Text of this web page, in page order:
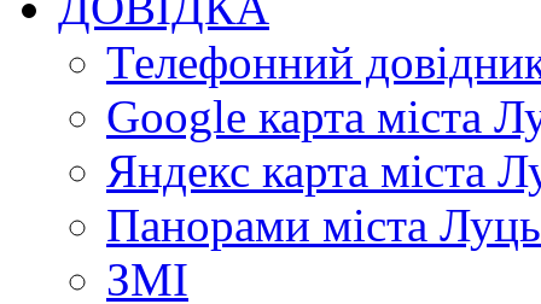
Телефонний
Google карта міста
Яндекс карта міста
Панорами міста
ЗМІ